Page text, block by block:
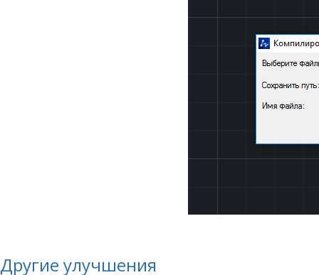
Другие улучшения